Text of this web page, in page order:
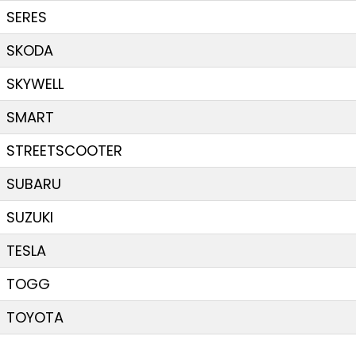
SERES
SKODA
SKYWELL
SMART
STREETSCOOTER
SUBARU
SUZUKI
TESLA
TOGG
TOYOTA